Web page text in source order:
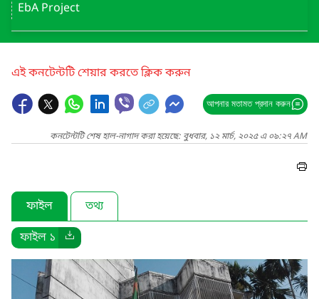
EbA Project
এই কনটেন্টটি শেয়ার করতে ক্লিক করুন
আপনার মতামত প্রদান করুন
কনটেন্টটি শেষ হাল-নাগাদ করা হয়েছে: বুধবার, ১২ মার্চ, ২০২৫ এ ০৯:২৭ AM
ফাইল
তথ্য
ফাইল ১